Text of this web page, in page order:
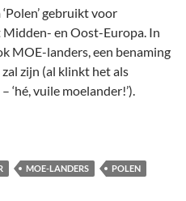
gebruikt voor
en Oost-Europa. In
MOE-landers, een benaming
zijn (al klinkt het als
vuile moelander!’).
MOE-LANDERS
POLEN